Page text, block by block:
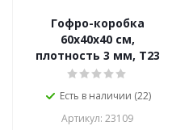
Гофро-коробка
60х40х40 см,
плотность 3 мм, Т23
Есть в наличии (22)
Артикул: 23109